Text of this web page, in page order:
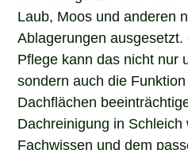
Laub, Moos und anderen
Ablagerungen
Pflege kann das nicht nur
sondern auch die
Dachflächen
Dachreinigung in
Fachwissen und dem